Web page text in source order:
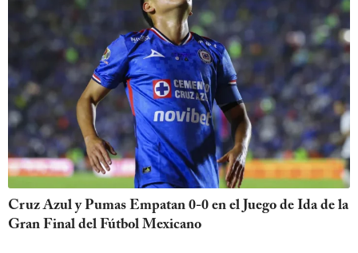
Cruz Azul y Pumas Empatan 0-0 en el Juego de Ida de la
Gran Final del Fútbol Mexicano